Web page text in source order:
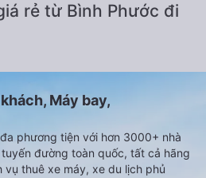
rẻ từ Bình Phước đi
Máy bay,
phương tiện với hơn 3000+ nhà
đường toàn quốc, tất cả hãng
thuê xe máy, xe du lịch phủ